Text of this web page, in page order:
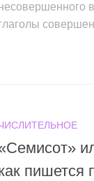
пишется